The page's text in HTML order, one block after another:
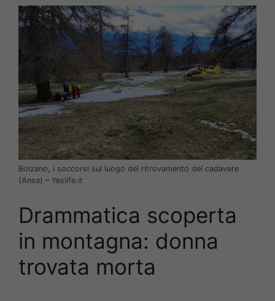
Bolzano, i soccorsi sul luogo del ritrovamento del cadavere
(Ansa) – Yeslife.it
Drammatica scoperta
in montagna: donna
trovata morta